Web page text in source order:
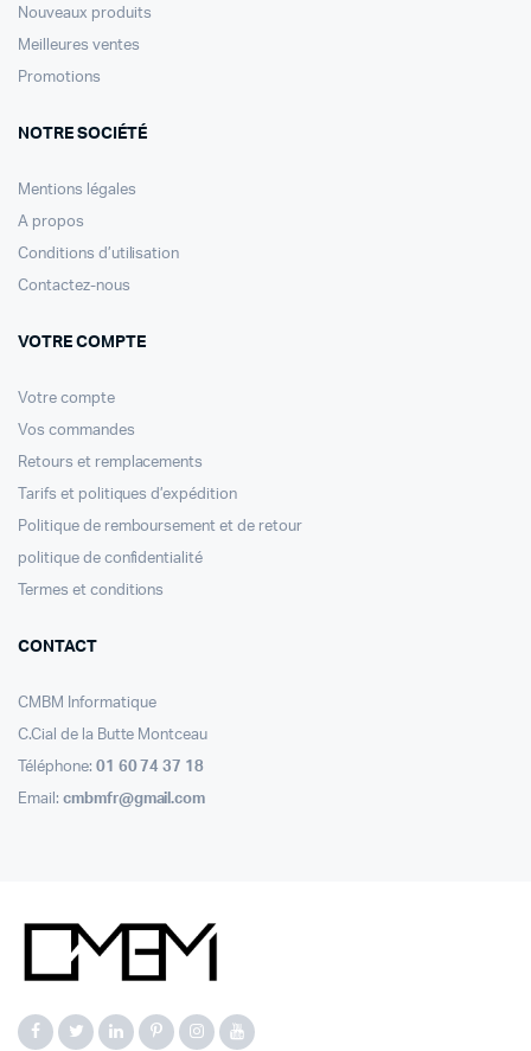
Nouveaux produits
Meilleures ventes
Promotions
NOTRE SOCIÉTÉ
Mentions légales
A propos
Conditions d’utilisation
Contactez-nous
VOTRE COMPTE
Votre compte
Vos commandes
Retours et remplacements
Tarifs et politiques d’expédition
Politique de remboursement et de retour
politique de confidentialité
Termes et conditions
CONTACT
CMBM Informatique
C.Cial de la Butte Montceau
Téléphone: 01 60 74 37 18
Email: cmbmfr@gmail.com